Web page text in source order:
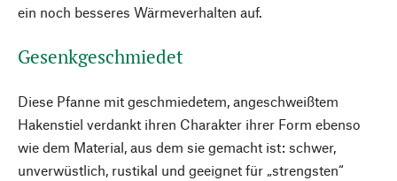
ein noch besseres Wärmeverhalten auf.
Gesenkgeschmiedet
Diese Pfanne mit geschmiedetem, angeschweißtem
Hakenstiel verdankt ihren Charakter ihrer Form ebenso
wie dem Material, aus dem sie gemacht ist: schwer,
unverwüstlich, rustikal und geeignet für „strengsten“